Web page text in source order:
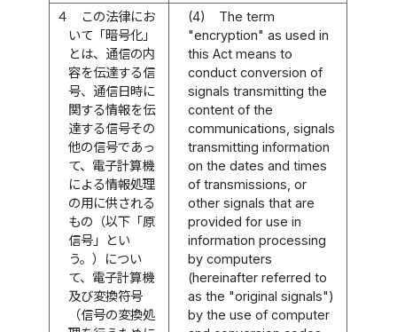
４
この法律にお
いて「暗号化」
とは、通信の内
容を伝達する信
号、通信日時に
関する情報を伝
達する信号その
他の信号であっ
て、電子計算機
による情報処理
の用に供される
もの（以下「原
信号」とい
う。）につい
て、電子計算機
及び変換符号
（信号の変換処
(4)
The term
"encryption" as used in
this Act means to
conduct conversion of
signals transmitting the
content of the
communications, signals
transmitting information
on the dates and times
of transmissions, or
other signals that are
provided for use in
information processing
by computers
(hereinafter referred to
as the "original signals")
by the use of computer